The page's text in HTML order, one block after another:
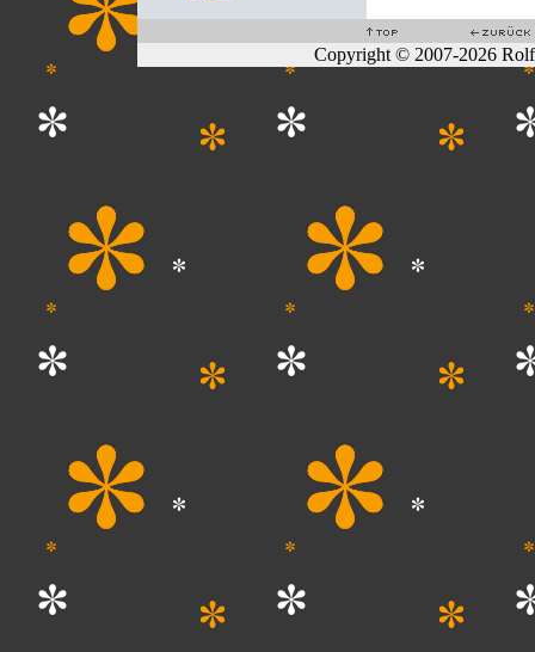
Copyright © 2007-2026